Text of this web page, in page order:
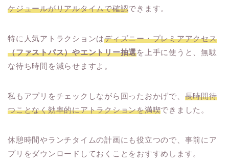
ケジュールがリアルタイムで確認できます。
特に人気アトラクションはディズニー・プレミアアクセス
（ファストパス）やエントリー抽選を上手に使うと、無駄
な待ち時間を減らせますよ。
私もアプリをチェックしながら回ったおかげで、 長時間待
つことなく効率的にアトラクションを満喫できました。
休憩時間やランチタイムの計画にも役立つので、事前にア
プリをダウンロードしておくことをおすすめします。